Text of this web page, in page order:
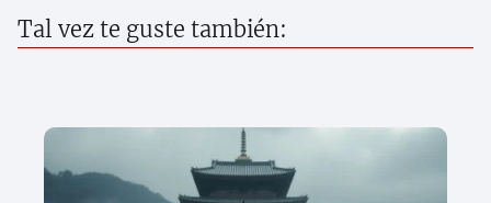
Tal vez te guste también: